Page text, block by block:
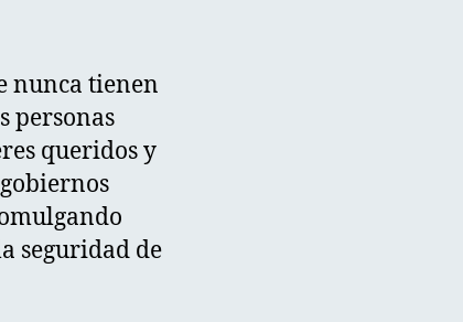
nunca tienen
personas
queridos y
seguridad de